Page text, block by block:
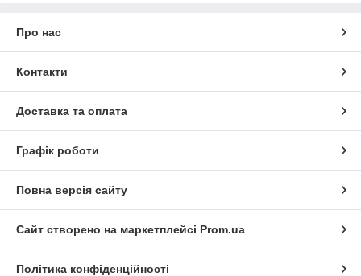
Про нас
Контакти
Доставка та оплата
Графік роботи
Повна версія сайту
Сайт створено на маркетплейсі Prom.ua
Політика конфіденційності